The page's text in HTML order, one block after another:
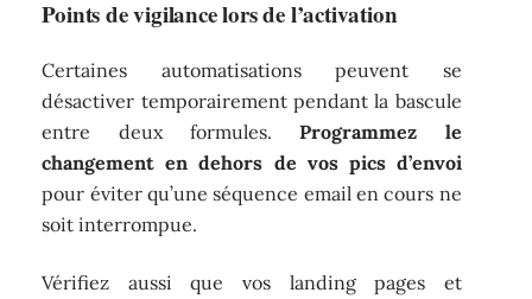
Points de vigilance lors de l’activation
Certaines automatisations peuvent se
désactiver temporairement pendant la bascule
entre deux formules.Programmez le
changement en dehors de vos pics d’envoi
pour éviter qu’une séquence email en cours ne
soit interrompue.
Vérifiez aussi que vos landing pages et